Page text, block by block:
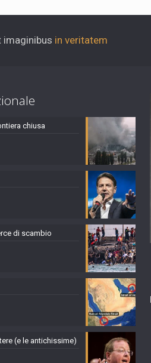
imaginibus in veritatem
chiusa
di scambio
(e le antichissime)